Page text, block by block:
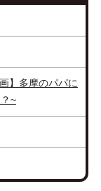
】多摩のパパに
~